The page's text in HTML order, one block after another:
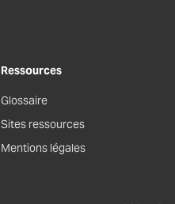
Ressources
Glossaire
Sites ressources
Mentions légales